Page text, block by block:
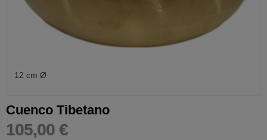
12 cm Ø
Cuenco Tibetano
105,00 €